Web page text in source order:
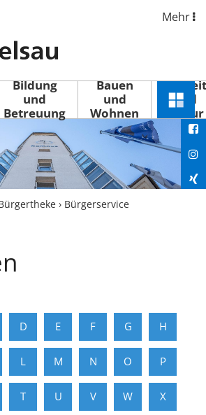
Mehr
Bildung
und
Betreuung
Bauen
und
Wohnen
Freizeit
und
Kultur
Menü
› Bürgerservice
D E F G H
L M N O P
T U V W X